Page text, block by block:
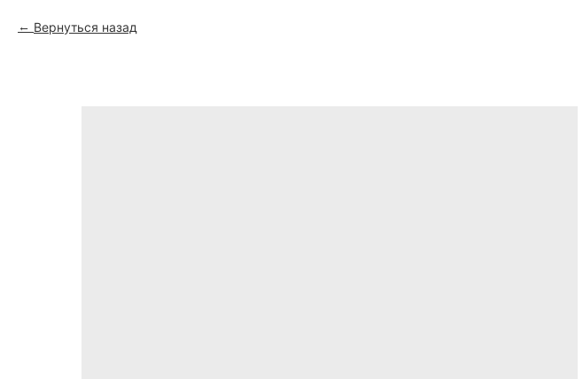
Вернуться назад